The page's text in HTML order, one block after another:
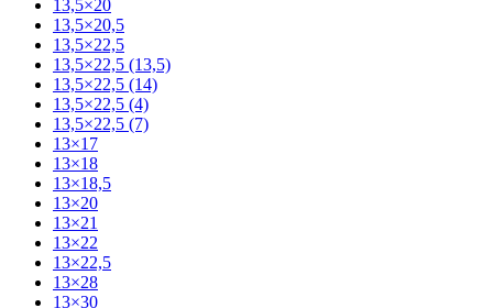
13,5×20
13,5×20,5
13,5×22,5
13,5×22,5 (13,5)
13,5×22,5 (14)
13,5×22,5 (4)
13,5×22,5 (7)
13×17
13×18
13×18,5
13×20
13×21
13×22
13×22,5
13×28
13×30